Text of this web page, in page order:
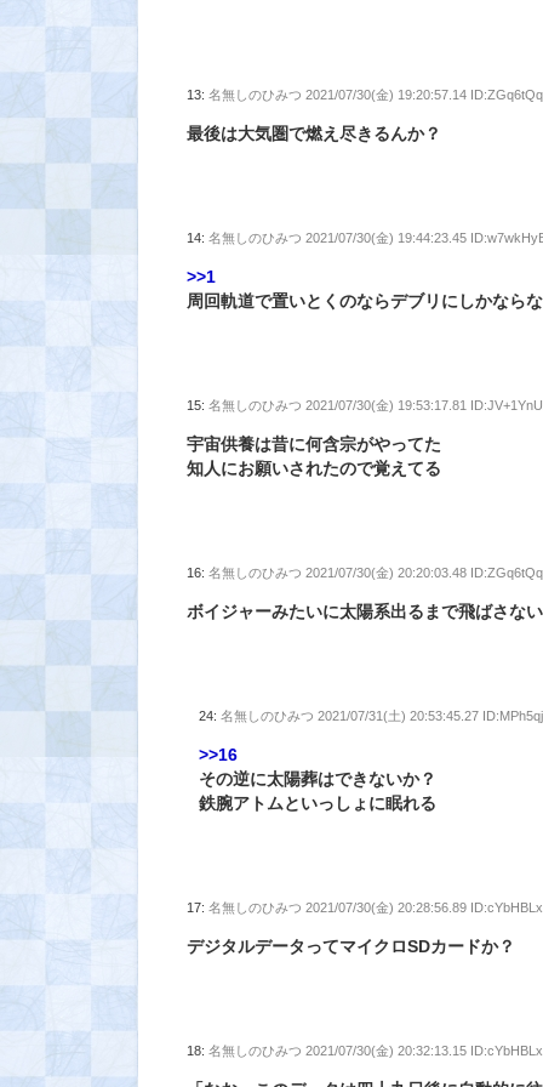
13:名無しのひみつ 2021/07/30(金) 19:20:57.14
最後は大気圏で燃え尽きるんか？
14:名無しのひみつ 2021/07/30(金) 19:44:23.45
>>1
周回軌道で置いとくのならデブリにしかなら
15:名無しのひみつ 2021/07/30(金) 19:53:17.81
宇宙供養は昔に何含宗がやってた
知人にお願いされたので覚えてる
16:名無しのひみつ 2021/07/30(金) 20:20:03.48
ボイジャーみたいに太陽系出るまで飛ばさな
24:名無しのひみつ 2021/07/31(土) 20:53:45.27
>>16
その逆に太陽葬はできないか？
鉄腕アトムといっしょに眠れる
17:名無しのひみつ 2021/07/30(金) 20:28:56.89
デジタルデータってマイクロSDカードか？
18:名無しのひみつ 2021/07/30(金) 20:32:13.15